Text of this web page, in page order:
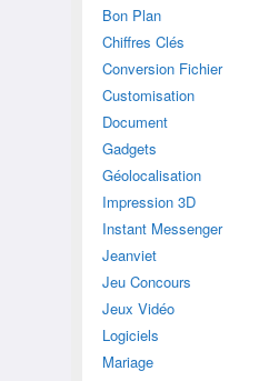
Bon Plan
Chiffres Clés
Conversion Fichier
Customisation
Document
Gadgets
Géolocalisation
Impression 3D
Instant Messenger
Jeanviet
Jeu Concours
Jeux Vidéo
Logiciels
Mariage